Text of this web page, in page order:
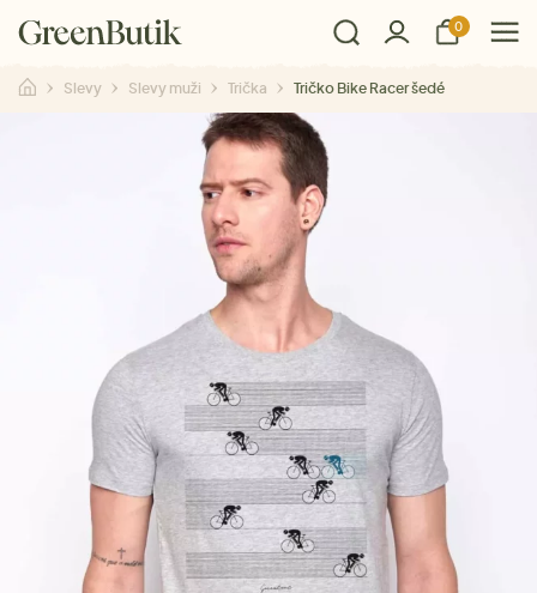
0
Slevy Slevy muži Trička Tričko Bike Racer šedé